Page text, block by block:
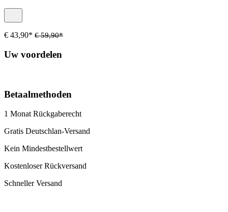
€ 43,90* € 59,90*
Uw voordelen
Betaalmethoden
1 Monat Rückgaberecht
Gratis Deutschlan-Versand
Kein Mindestbestellwert
Kostenloser Rückversand
Schneller Versand